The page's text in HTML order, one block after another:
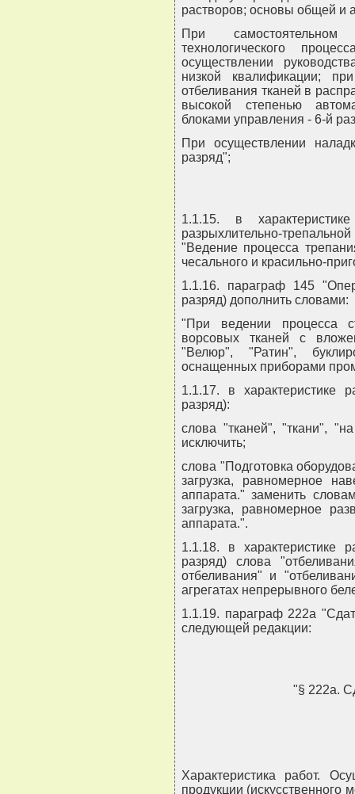
растворов; основы общей и
При
технологического
осуществлении
низкой квалификации;
отбеливания тканей в
высокой степенью
блоками управления - 6-й
При осуществлении
разряд";
1.1.15. в
разрыхлительно-
"Ведение процесса
чесального и красильно-
1.1.16. параграф 145
разряд) дополнить словами:
"При ведении процесса
ворсовых тканей с
"Велюр", "Ратин",
оснащенных приборами
1.1.17. в характеристике
разряд):
слова "тканей", "ткани",
исключить;
слова "Подготовка
загрузка, равномерное
аппарата." заменить
загрузка, равномерное
аппарата.".
1.1.18. в характеристике
разряд) слова
отбеливания" и
агрегатах непрерывного
1.1.19. параграф 222а
следующей редакции:
"§ 222а.
Характеристика работ.
продукции (искусственного